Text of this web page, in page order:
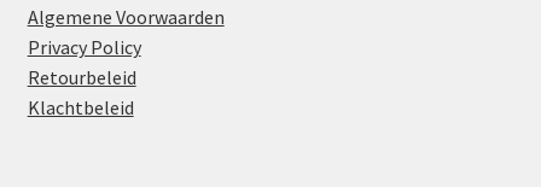
Algemene Voorwaarden
Privacy Policy
Retourbeleid
Klachtbeleid